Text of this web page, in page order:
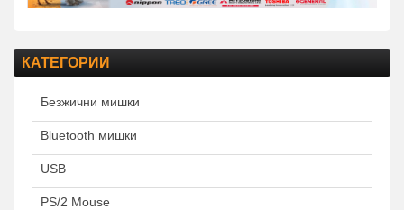
КАТЕГОРИИ
Безжични мишки
Bluetooth мишки
USB
PS/2 Mouse